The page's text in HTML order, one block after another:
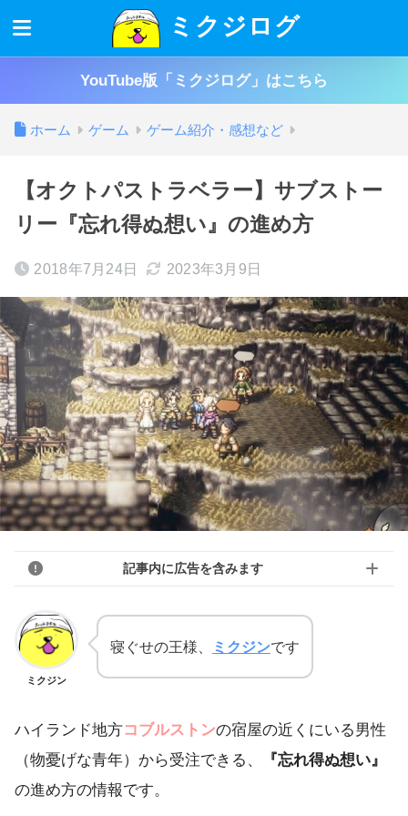
ミクジログ
YouTube版「ミクジログ」はこちら
ホーム ゲーム ゲーム紹介・感想など
【オクトパストラベラー】サブストー
リー『忘れ得ぬ想い』の進め方
2018年7月24日 2023年3月9日
記事内に広告を含みます
ミクジン
寝ぐせの王様、 ミクジンです
ハイランド地方コブルストンの宿屋の近くにいる男性
（物憂げな青年）から受注できる、
『忘れ得ぬ想い』
の進め方の情報です。